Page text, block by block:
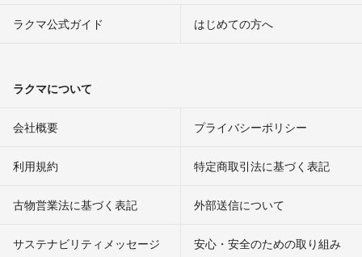
ラクマ公式ガイド はじめての方へ
ラクマについて
会社概要 プライバシーポリシー
利用規約 特定商取引法に基づく表記
古物営業法に基づく表記 外部送信について
サステナビリティメッセージ 安心・安全のための取り組み